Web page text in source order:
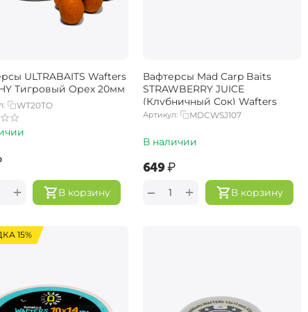
ULTRABAITS Wafters
Тигровый Орех 20мм
WT20TO
В корзину
+
Вафтерсы Mad Carp Baits
STRAWBERRY JUICE
(Клубничный Сок) Wafters
Артикул: MDCWSJ107
В наличии
‍649‍₽
В корзину
+
−
15%